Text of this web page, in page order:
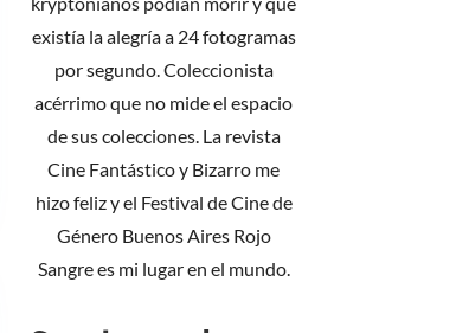
existía la alegría a 24 fotogramas
por segundo. Coleccionista
acérrimo que no mide el espacio
de sus colecciones. La revista
Cine Fantástico y Bizarro me
hizo feliz y el Festival de Cine de
Género Buenos Aires Rojo
Sangre es mi lugar en el mundo.